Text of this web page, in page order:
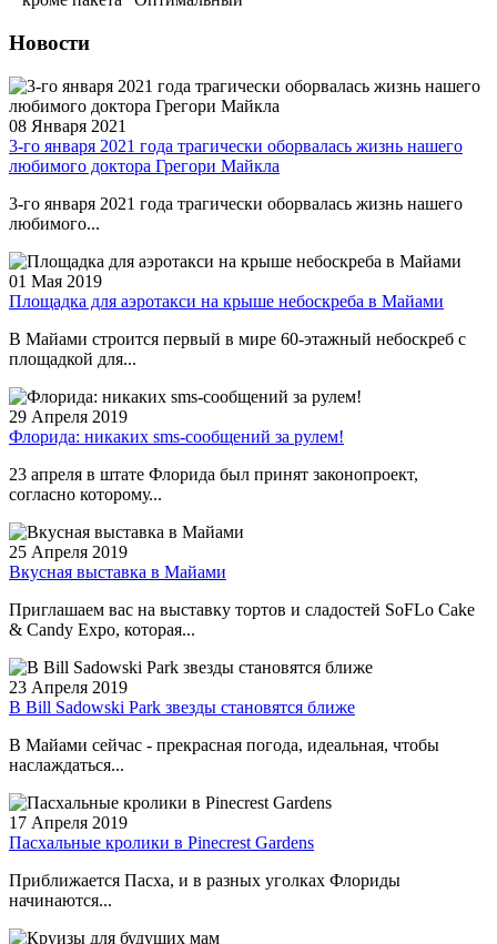
Новости
08 Января 2021
3-го января 2021 года трагически оборвалась жизнь нашего
любимого доктора Грегори Майкла
3-го января 2021 года трагически оборвалась жизнь нашего
любимого...
01 Мая 2019
Площадка для аэротакси на крыше небоскреба в Майами
В Майами строится первый в мире 60-этажный небоскреб с
площадкой для...
29 Апреля 2019
Флорида: никаких sms-сообщений за рулем!
23 апреля в штате Флорида был принят законопроект,
согласно которому...
25 Апреля 2019
Вкусная выставка в Майами
Приглашаем вас на выставку тортов и сладостей SoFLo Cake
& Candy Expo, которая...
23 Апреля 2019
В Bill Sadowski Park звезды становятся ближе
В Майами сейчас - прекрасная погода, идеальная, чтобы
наслаждаться...
17 Апреля 2019
Пасхальные кролики в Pinecrest Gardens
Приближается Пасха, и в разных уголках Флориды
начинаются...